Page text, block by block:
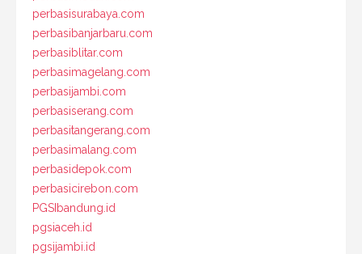
perbasisurabaya.com
perbasibanjarbaru.com
perbasiblitar.com
perbasimagelang.com
perbasijambi.com
perbasiserang.com
perbasitangerang.com
perbasimalang.com
perbasidepok.com
perbasicirebon.com
PGSIbandung.id
pgsiaceh.id
pgsijambi.id